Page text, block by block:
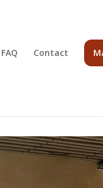
FAQ Contact